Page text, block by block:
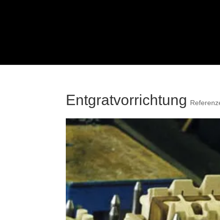
Entgratvorrichtung